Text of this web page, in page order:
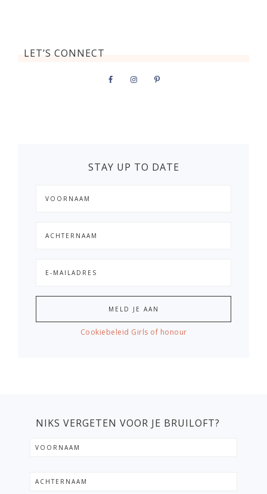
LET’S CONNECT
STAY UP TO DATE
Cookiebeleid Girls of honour
NIKS VERGETEN VOOR JE BRUILOFT?